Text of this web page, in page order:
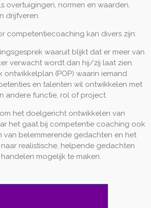
overtuigingen, normen en waarden,
drijfveren.
competentiecoaching kan divers zijn:
waaruit blijkt dat er meer van
verwacht wordt dan hij/zij laat zien.
ontwikkelplan (POP) waarin iemand
en talenten wil ontwikkelen met
andere functie, rol of project.
het doelgericht ontwikkelen van
het gaat bij competentie coaching ook
van belemmerende gedachten en het
realistische, helpende gedachten
mogelijk te maken.